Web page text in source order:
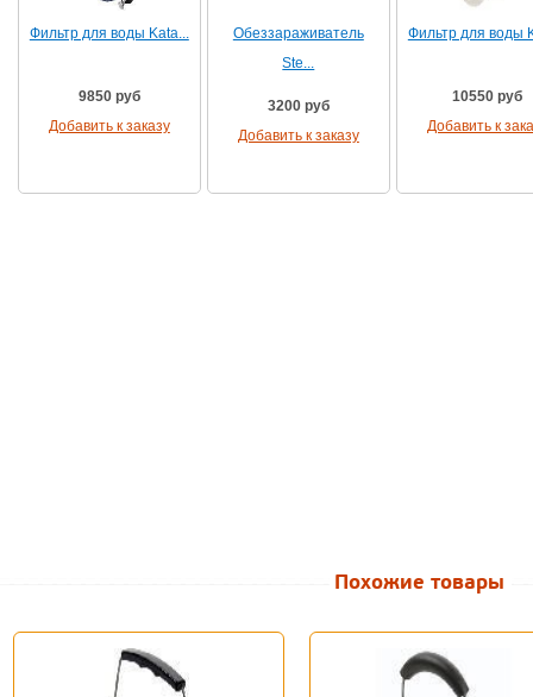
Фильтр для воды Kata...
9850 руб
Добавить к заказу
Обеззараживатель
Ste...
3200 руб
Добавить к заказу
Фильтр для воды
10550 руб
Добавить к
Похожие товары